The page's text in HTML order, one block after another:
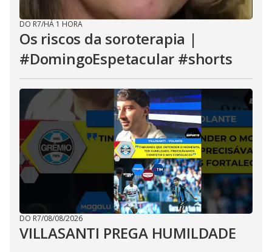
DO R7/HÁ 1 HORA
Os riscos da soroterapia |
#DomingoEspetacular #shorts
DO R7/08/08/2026
VILLASANTI PREGA HUMILDADE